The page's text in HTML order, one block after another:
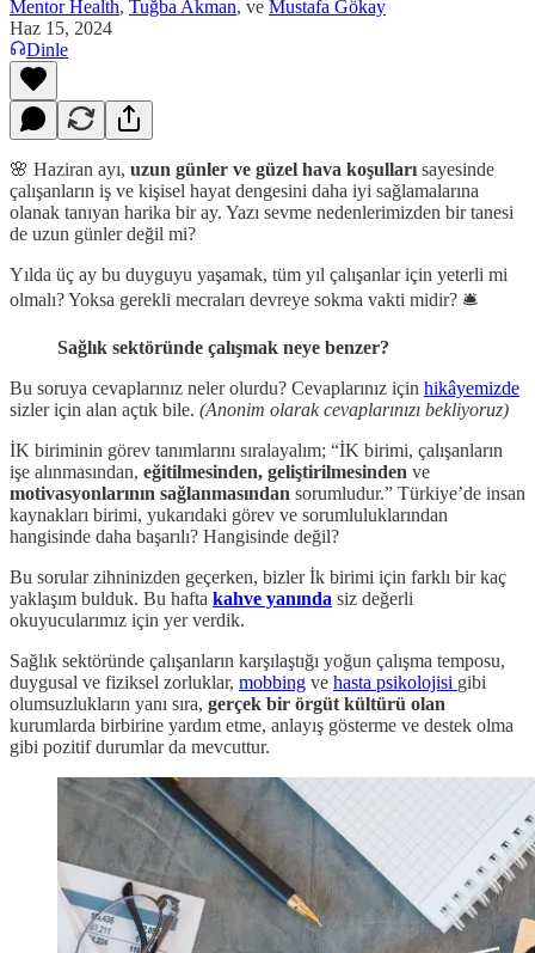
Mentor Health, Tuğba Akman, ve Mustafa Gökay
Haz 15, 2024
Dinle
🌸 Haziran ayı, uzun günler ve güzel hava koşulları sayesinde
çalışanların iş ve kişisel hayat dengesini daha iyi sağlamalarına
olanak tanıyan harika bir ay. Yazı sevme nedenlerimizden bir tanesi
de uzun günler değil mi?
Yılda üç ay bu duyguyu yaşamak, tüm yıl çalışanlar için yeterli mi
olmalı? Yoksa gerekli mecraları devreye sokma vakti midir? 🛎️
Sağlık sektöründe çalışmak neye benzer?
Bu soruya cevaplarınız neler olurdu? Cevaplarınız için hikâyemizde
sizler için alan açtık bile. (Anonim olarak cevaplarınızı bekliyoruz)
İK biriminin görev tanımlarını sıralayalım; “İK birimi, çalışanların
işe alınmasından, eğitilmesinden, geliştirilmesinden ve
motivasyonlarının sağlanmasından sorumludur.” Türkiye’de insan
kaynakları birimi, yukarıdaki görev ve sorumluluklarından
hangisinde daha başarılı? Hangisinde değil?
Bu sorular zihninizden geçerken, bizler İk birimi için farklı bir kaç
yaklaşım bulduk. Bu hafta kahve yanında siz değerli
okuyucularımız için yer verdik.
Sağlık sektöründe çalışanların karşılaştığı yoğun çalışma temposu,
duygusal ve fiziksel zorluklar, mobbing ve hasta psikolojisi gibi
olumsuzlukların yanı sıra, gerçek bir örgüt kültürü olan
kurumlarda birbirine yardım etme, anlayış gösterme ve destek olma
gibi pozitif durumlar da mevcuttur.